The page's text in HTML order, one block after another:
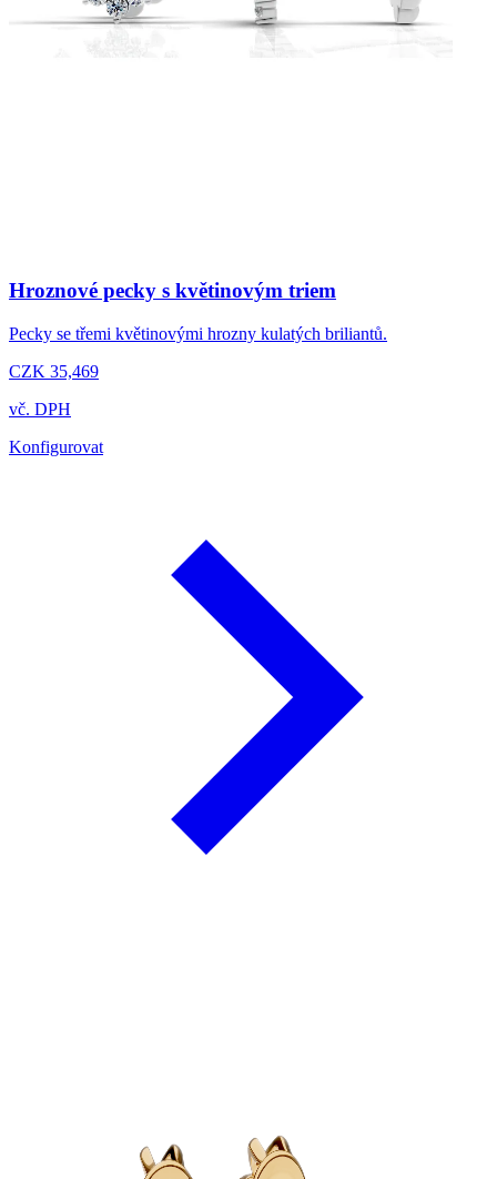
Hroznové pecky s květinovým triem
Pecky se třemi květinovými hrozny kulatých briliantů.
CZK 35,469
vč. DPH
Konfigurovat